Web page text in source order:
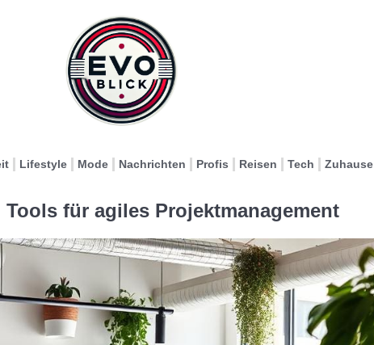
Lifestyle Mode Nachrichten Profis Reisen Tech Zuhause
Tools für agiles Projektmanagement